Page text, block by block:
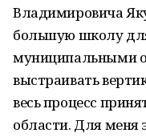
Владимировича
большую школу
муниципальными
выстраивать
весь процесс
области. Для меня